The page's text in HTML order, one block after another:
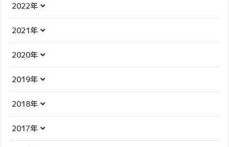
2022年
2021年
2020年
2019年
2018年
2017年